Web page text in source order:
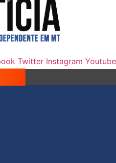
Twitter Instagram Youtube